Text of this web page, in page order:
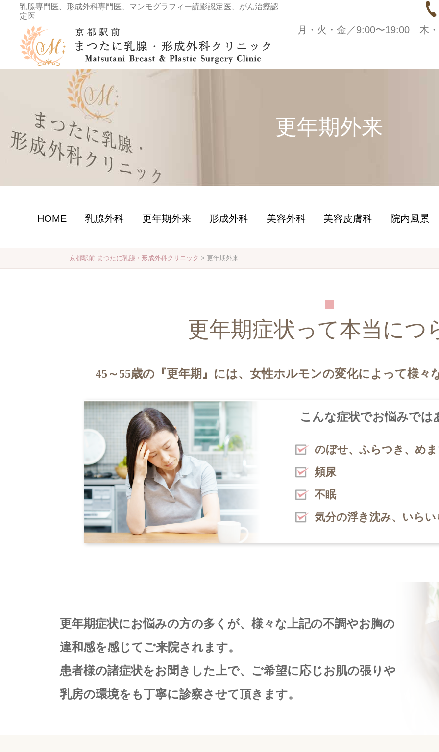
乳腺専門医、形成外科専門医、マンモグラフィー読影認定医、がん治療認
定医
月・火・金／9:00〜19:00 木
更年期外来
HOME 乳腺外科 更年期外来 形成外科 美容外科 美容皮膚科 院内風景
京都駅前 まつたに乳腺・形成外科クリニック > 更年期外来
更年期症状って本当につ
45～55歳の『更年期』には、女性ホルモンの変化によって様々
こんな症状でお悩みでは
のぼせ、ふらつき、め
頻尿
不眠
気分の浮き沈み、いらい
更年期症状にお悩みの方の多くが、様々な上記の不調やお胸の
違和感を感じてご来院されます。
患者様の諸症状をお聞きした上で、ご希望に応じお肌の張りや
乳房の環境をも丁寧に診察させて頂きます。